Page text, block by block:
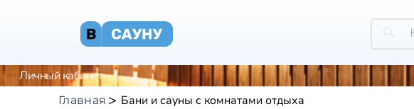
Личный кабинет
Главная Бани и сауны с комнатами отдыха